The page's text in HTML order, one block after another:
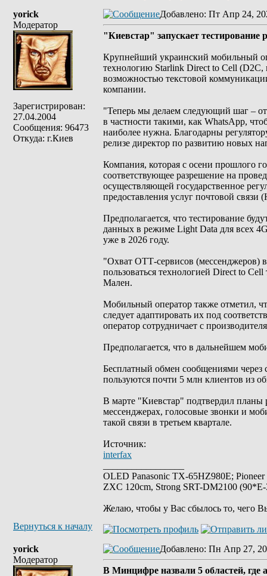
yorick
Модератор
Зарегистрирован:
27.04.2004
Сообщения: 96473
Откуда: г.Киев
Добавлено: Пт Апр 24,
"Киевстар" запускает тестирование
Крупнейший украинский мобильный
технологию Starlink Direct to Cell (D2C,
возможностью текстовой
компании.
"Теперь мы делаем следующий шаг –
в частности такими, как WhatsApp,
наиболее нужна. Благодарны
релизе директор по развитию новых
Компания, которая с осени прошлого
соответствующее разрешение на
осуществляющей государственное
предоставления услуг почтовой
Предполагается, что тестирование
данных в режиме Light Data для всех
уже в 2026 году.
"Охват ОТТ-сервисов (мессенджеров)
пользоваться технологией Direct to
Мален.
Мобильный оператор также отметил,
следует адаптировать их под
оператор сотрудничает с
Предполагается, что в дальнейшем
Бесплатный обмен сообщениями через
пользуются почти 5 млн клиентов из
В марте "Киевстар" подтвердил планы
мессенджерах, голосовые звонки и
такой связи в третьем квартале.
Источник:
interfax
OLED Panasonic TX-65HZ980E;
ZXC 120cm, Strong SRT-DM2100
Желаю, чтобы у Вас сбылось то, чего
Вернуться к началу
yorick
Модератор
Добавлено: Пн Апр 27,
В Минцифре назвали 5 областей, где